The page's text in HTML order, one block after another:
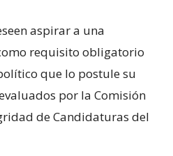
aspirar a una
requisito obligatorio
que lo postule su
por la Comisión
de Candidaturas del